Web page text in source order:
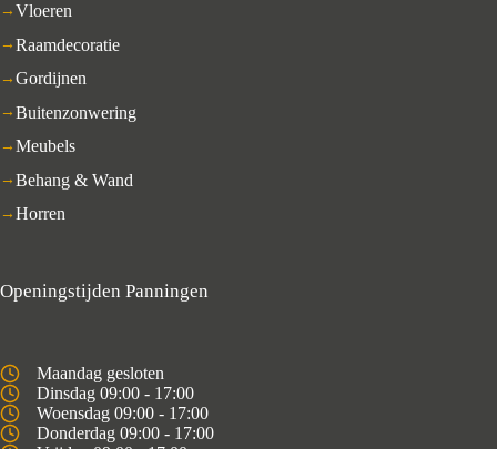
Vloeren
Raamdecoratie
Gordijnen
Buitenzonwering
Meubels
Behang & Wand
Horren
Openingstijden Panningen
Maandag gesloten
Dinsdag 09:00 - 17:00
Woensdag 09:00 - 17:00
Donderdag 09:00 - 17:00